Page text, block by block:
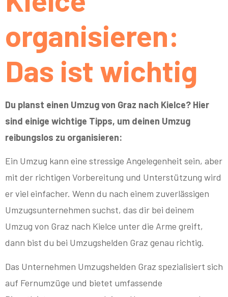
organisieren:
Das ist wichtig
Du planst einen Umzug von Graz nach Kielce? Hier
sind einige wichtige Tipps, um deinen Umzug
reibungslos zu organisieren:
Ein Umzug kann eine stressige Angelegenheit sein, aber
mit der richtigen Vorbereitung und Unterstützung wird
er viel einfacher. Wenn du nach einem zuverlässigen
Umzugsunternehmen suchst, das dir bei deinem
Umzug von Graz nach Kielce unter die Arme greift,
dann bist du bei Umzugshelden Graz genau richtig.
Das Unternehmen Umzugshelden Graz spezialisiert sich
auf Fernumzüge und bietet umfassende